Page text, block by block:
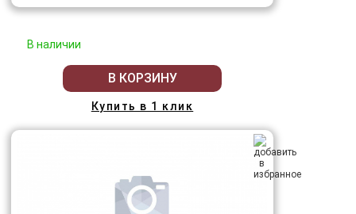
В наличии
В КОРЗИНУ
Купить в 1 клик